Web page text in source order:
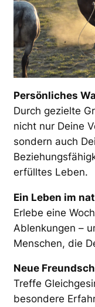
Persönliches
Durch gezielte
nicht nur Deine
sondern auch
erfülltes Leben.
Ein Leben im
Erlebe eine
Ablenkungen –
Menschen, die
Neue
Treffe
besondere